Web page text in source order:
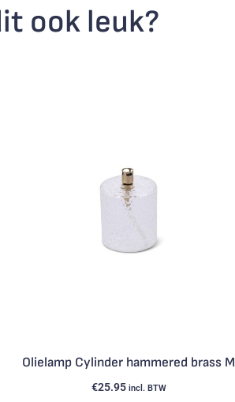
ook leuk?
Olielamp Cylinder hammered brass M
€25.95 incl. BTW